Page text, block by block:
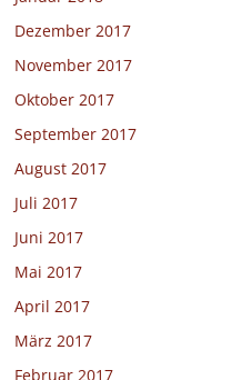
Dezember 2017
November 2017
Oktober 2017
September 2017
August 2017
Juli 2017
Juni 2017
Mai 2017
April 2017
März 2017
Februar 2017